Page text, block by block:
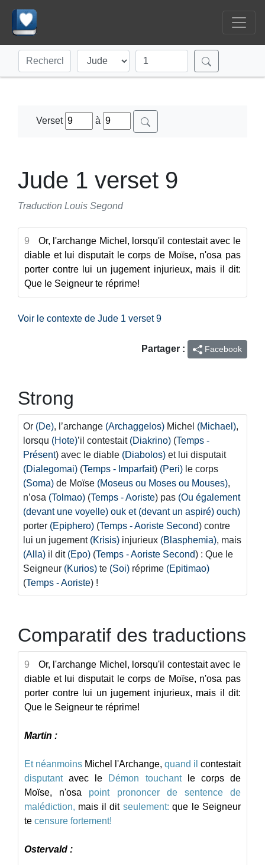
Verset à
Jude 1 verset 9
Traduction Louis Segond
9
Or, l'archange Michel, lorsqu'il contestait avec le
diable et lui disputait le corps de Moïse, n'osa pas
porter contre lui un jugement injurieux, mais il dit:
Que le Seigneur te réprime!
Voir le contexte de Jude 1 verset 9
Partager : Facebook
Strong
Or (De), l’archange (Archaggelos) Michel (Michael),
lorsqu (Hote)’il contestait (Diakrino) (Temps -
Présent) avec le diable (Diabolos) et lui disputait
(Dialegomai) (Temps - Imparfait) (Peri) le corps
(Soma) de Moïse (Moseus ou Moses ou Mouses),
n’osa (Tolmao) (Temps - Aoriste) pas (Ou également
(devant une voyelle) ouk et (devant un aspiré) ouch)
porter (Epiphero) (Temps - Aoriste Second) contre
lui un jugement (Krisis) injurieux (Blasphemia), mais
(Alla) il dit (Epo) (Temps - Aoriste Second) : Que le
Seigneur (Kurios) te (Soi) réprime (Epitimao)
(Temps - Aoriste) !
Comparatif des traductions
9
Or, l'archange Michel, lorsqu'il contestait avec le
diable et lui disputait le corps de Moïse, n'osa pas
porter contre lui un jugement injurieux, mais il dit:
Que le Seigneur te réprime!
Martin :
Et néanmoins Michel l'Archange, quand il contestait
disputant avec le Démon touchant le corps de
Moïse,
n'osa point prononcer de sentence
de
malédiction, mais il dit seulement: que le Seigneur
te censure fortement!
Ostervald :